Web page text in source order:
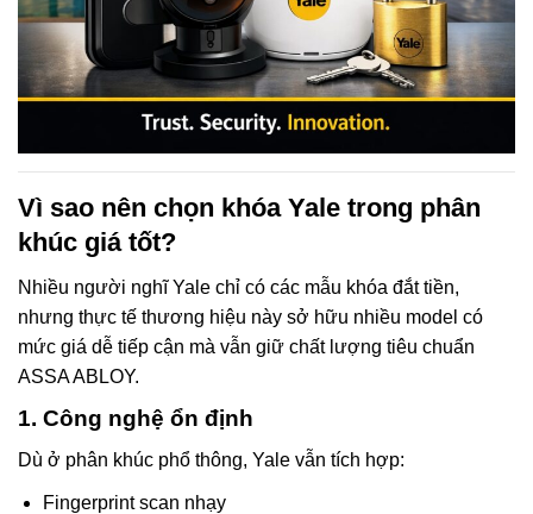
Vì sao nên chọn khóa Yale trong phân
khúc giá tốt?
Nhiều người nghĩ Yale chỉ có các mẫu khóa đắt tiền,
nhưng thực tế thương hiệu này sở hữu nhiều model có
mức giá dễ tiếp cận mà vẫn giữ chất lượng tiêu chuẩn
ASSA ABLOY.
1. Công nghệ ổn định
Dù ở phân khúc phổ thông, Yale vẫn tích hợp:
Fingerprint scan nhạy